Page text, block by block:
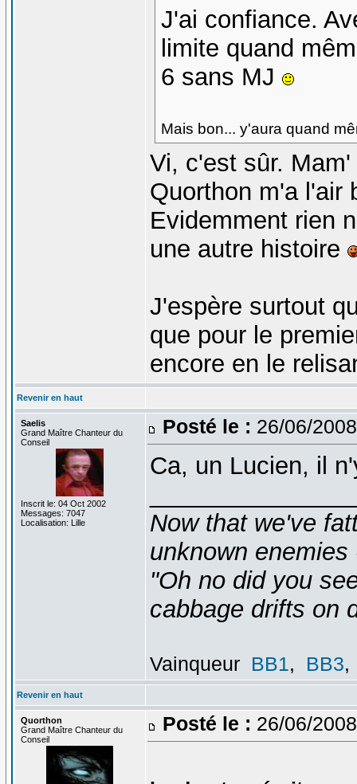
J'ai confiance.
limite quand
6 sans MJ
Mais bon... y'aura quand
Vi, c'est sûr.
Quorthon m'a l'air
Evidemment rien
une autre histoire
J'espère surtout
que pour le
encore en le
Revenir en haut
Saelis
Grand Maître Chanteur du
Conseil
Inscrit le: 04 Oct 2002
Messages: 7047
Localisation: Lille
Posté le : 26/06/
Ca, un Lucien, il
Now that we've
unknown
"Oh no did you
cabbage drifts on
Vainqueur BB1, BB3,
Revenir en haut
Quorthon
Grand Maître Chanteur du
Conseil
Posté le : 26/06/